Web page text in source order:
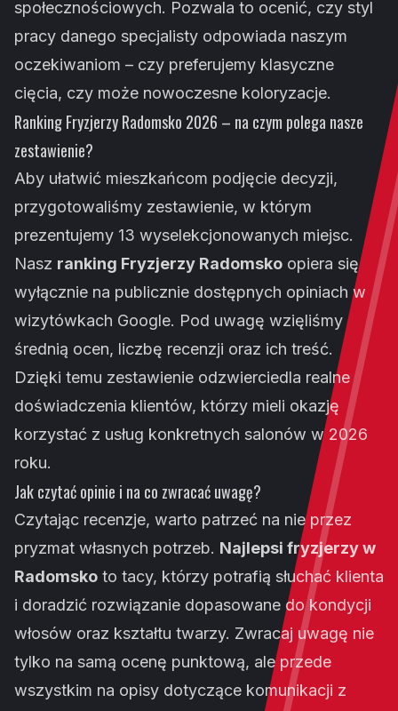
społecznościowych. Pozwala to ocenić, czy styl
pracy danego specjalisty odpowiada naszym
oczekiwaniom – czy preferujemy klasyczne
cięcia, czy może nowoczesne koloryzacje.
Ranking Fryzjerzy Radomsko 2026 – na czym polega nasze
zestawienie?
Aby ułatwić mieszkańcom podjęcie decyzji,
przygotowaliśmy zestawienie, w którym
prezentujemy 13 wyselekcjonowanych miejsc.
Nasz ranking Fryzjerzy Radomsko opiera się
wyłącznie na publicznie dostępnych opiniach w
wizytówkach Google. Pod uwagę wzięliśmy
średnią ocen, liczbę recenzji oraz ich treść.
Dzięki temu zestawienie odzwierciedla realne
doświadczenia klientów, którzy mieli okazję
korzystać z usług konkretnych salonów w 2026
roku.
Jak czytać opinie i na co zwracać uwagę?
Czytając recenzje, warto patrzeć na nie przez
pryzmat własnych potrzeb. Najlepsi fryzjerzy w
Radomsko to tacy, którzy potrafią słuchać klienta
i doradzić rozwiązanie dopasowane do kondycji
włosów oraz kształtu twarzy. Zwracaj uwagę nie
tylko na samą ocenę punktową, ale przede
wszystkim na opisy dotyczące komunikacji z